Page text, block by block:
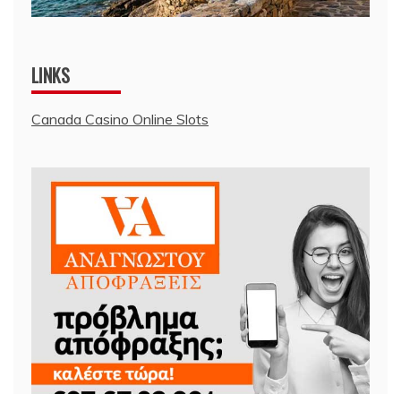
LINKS
Canada Casino Online Slots